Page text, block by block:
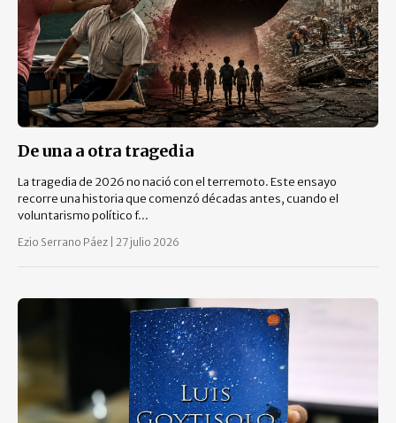
De una a otra tragedia
La tragedia de 2026 no nació con el terremoto. Este ensayo
recorre una historia que comenzó décadas antes, cuando el
voluntarismo político f...
Ezio Serrano Páez 27 julio 2026